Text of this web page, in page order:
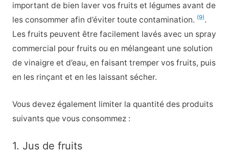
important de bien laver vos fruits et légumes avant de
les consommer afin d’éviter toute contamination. (9).
Les fruits peuvent être facilement lavés avec un spray
commercial pour fruits ou en mélangeant une solution
de vinaigre et d’eau, en faisant tremper vos fruits, puis
en les rinçant et en les laissant sécher.
Vous devez également limiter la quantité des produits
suivants que vous consommez :
1. Jus de fruits